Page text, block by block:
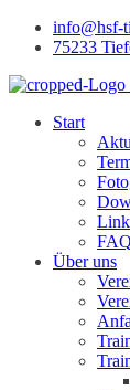
info@hsf-
75233
Start
Über uns